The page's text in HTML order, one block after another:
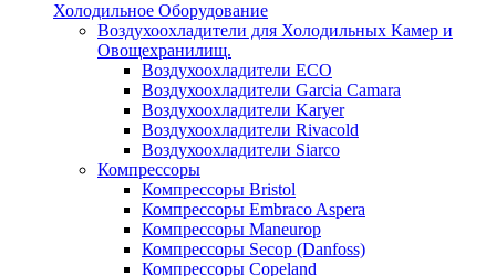
Холодильное Оборудование
Воздухоохладители для Холодильных Камер и
Овощехранилищ.
Воздухоохладители ECO
Воздухоохладители Garcia Camara
Воздухоохладители Karyer
Воздухоохладители Rivacold
Воздухоохладители Siarco
Компрессоры
Компрессоры Bristol
Компрессоры Embraco Aspera
Компрессоры Maneurop
Компрессоры Secop (Danfoss)
Компрессоры Copeland